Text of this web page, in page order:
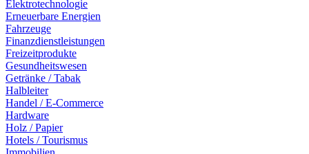
Elektrotechnologie
Erneuerbare Energien
Fahrzeuge
Finanzdienstleistungen
Freizeitprodukte
Gesundheitswesen
Getränke / Tabak
Halbleiter
Handel / E-Commerce
Hardware
Holz / Papier
Hotels / Tourismus